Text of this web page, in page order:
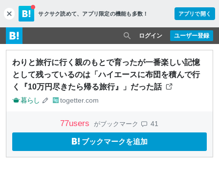
c
l
o
s
e
サクサク読めて、 アプリ限定の機能も多数！ アプリで開く
ユーザー登録
ログイン
わりと旅行に行く親のもとで育ったが一番楽しい記憶
として残っているのは「ハイエースに布団を積んで行
く『10万円尽きたら帰る旅行』」だった話
暮らし togetter.com
77users がブックマーク 41
ブックマークを追加